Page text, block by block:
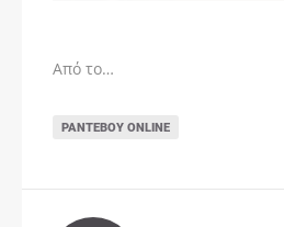
Από το…
ΡΑΝΤΕΒΟΎ ONLINE